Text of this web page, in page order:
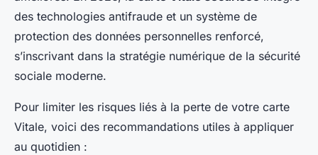
des technologies antifraude et un système de
protection des données personnelles renforcé,
s’inscrivant dans la stratégie numérique de la sécurité
sociale moderne.
Pour limiter les risques liés à la perte de votre carte
Vitale, voici des recommandations utiles à appliquer
au quotidien :